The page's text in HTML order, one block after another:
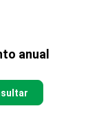
anual